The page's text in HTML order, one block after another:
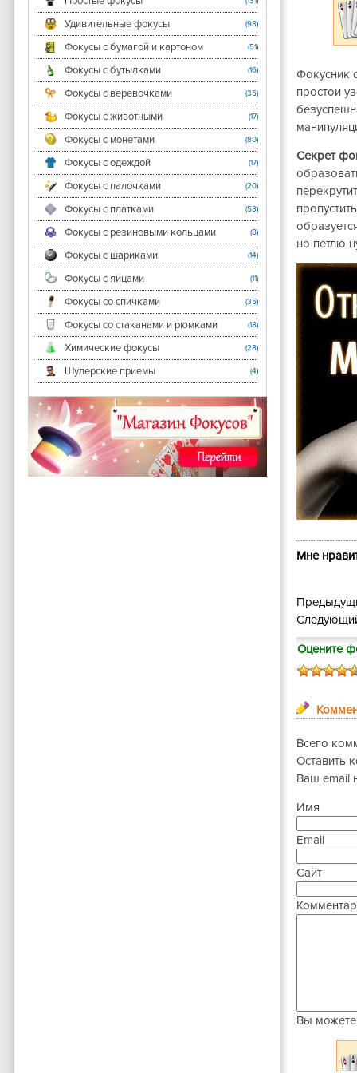
Удивительные фокусы (98)
Фокусы с бумагой и картоном (51)
Фокусы с бутылками (16)
Фокусы с веревочками (35)
Фокусы с животными (17)
Фокусы с монетами (80)
Фокусы с одеждой (17)
Фокусы с палочками (20)
Фокусы с платками (53)
Фокусы с резиновыми кольцами (8)
Фокусы с шариками (14)
Фокусы с яйцами (11)
Фокусы со спичками (35)
Фокусы со стаканами и рюмками (18)
Химические фокусы (28)
Шулерские приемы (4)
Фокусник
простои
Секрет
но петлю
Мне
Оцените
Всего
Оставить
Ваш email
Имя
Email
Сайт
Вы